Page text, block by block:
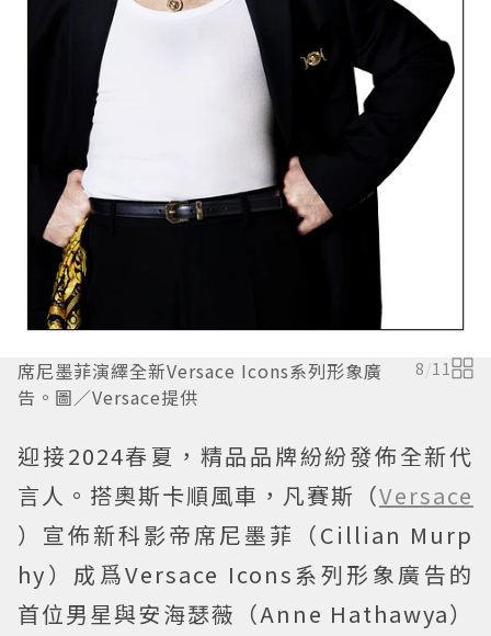
席尼墨菲演繹全新Versace Icons系列形象廣
告。圖／Versace提供
8/11
迎接2024春夏，精品品牌紛紛發佈全新代
言人。搭奧斯卡順風車，凡賽斯（Versace
）宣佈新科影帝席尼墨菲（Cillian Murp
hy）成爲Versace Icons系列形象廣告的
首位男星與安海瑟薇（Anne Hathawya）